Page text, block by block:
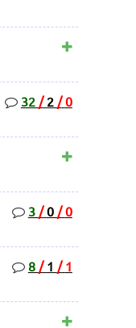
32 / 2 / 0
3 / 0 / 0
8 / 1 / 1